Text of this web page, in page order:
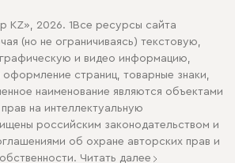
2026. 1Все ресурсы сайта
(но не ограничиваясь) текстовую,
и видео информацию,
оформление страниц, товарные знаки,
наименование являются объектами
на интеллектуальную
российским законодательством и
об охране авторских прав и
Читать далее